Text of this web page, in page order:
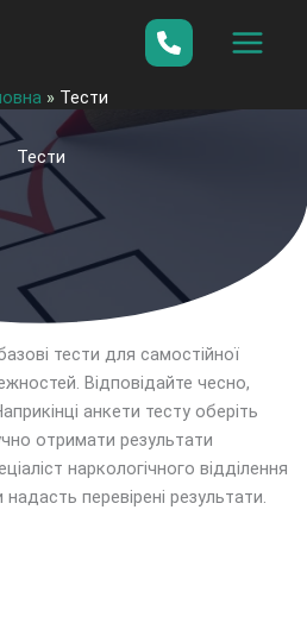
» Тести
Тести
тести для самостійної
Відповідайте чесно,
анкети тесту оберіть
отримати результати
наркологічного відділення
перевірені результати.